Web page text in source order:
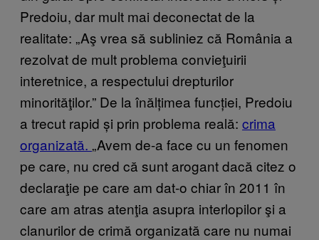
Predoiu, dar mult mai deconectat de la
realitate: „Aş vrea să subliniez că România a
rezolvat de mult problema convieţuirii
interetnice, a respectului drepturilor
minorităţilor.” De la înălțimea funcției, Predoiu
a trecut rapid și prin problema reală: crima
organizată. „Avem de-a face cu un fenomen
pe care, nu cred că sunt arogant dacă citez o
declaraţie pe care am dat-o chiar în 2011 în
care am atras atenţia asupra interlopilor şi a
clanurilor de crimă organizată care nu numai